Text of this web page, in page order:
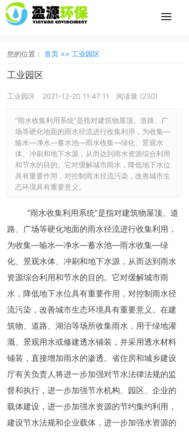
您的位置： 首页 >> 工业园区
工业园区
工业园区 2021-12-20 11:47:11 阅读量 (230)
“雨水收集利用系统”是指对建筑物屋顶、道路、广
场等硬化地面的雨水径流进行收集利用，为收集—
输水—净水—蓄水池—雨水收集—绿化、景观水
体、冲刷和地下水源，从而达到雨水资源综合利用
和节水的目的。它对缓解城市雨水，降低地下水位
具有重要作用，对控制雨水径流污染，改善城市生
态环境具有重要意义。
“雨水收集利用系统”是指对建筑物屋顶、道
路、广场等硬化地面的雨水径流进行收集利用，
为收集—输水—净水—蓄水池—雨水收集—绿
化、景观水体、冲刷和地下水源，从而达到雨水
资源综合利用和节水的目的。它对缓解城市雨
水，降低地下水位具有重要作用，对控制雨水径
流污染，改善城市生态环境具有重要意义。在建
筑物、道路、湖泊等场所收集雨水，用于绿地灌
溉、景观用水或修建透水铺装，并采用透水材料
铺装，直接增加雨水的渗透。省住房和城乡建设
厅有关负责人将进一步加强对节水法律法规的监
督和执行，进一步加强节水机构、园区、企业的
载体建设，进一步加强水资源的节约集约利用，
建设节水法规和企业载体，进一步加强水资源的